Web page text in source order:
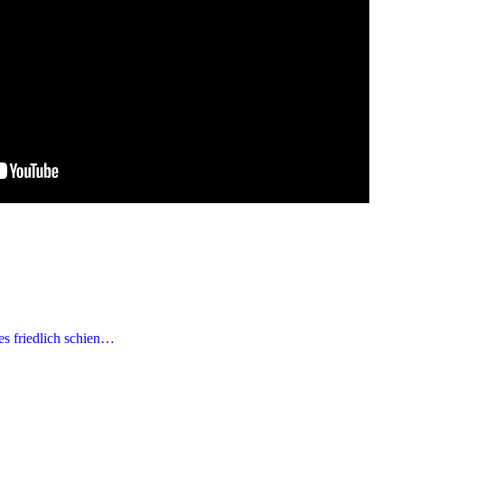
friedlich schien…